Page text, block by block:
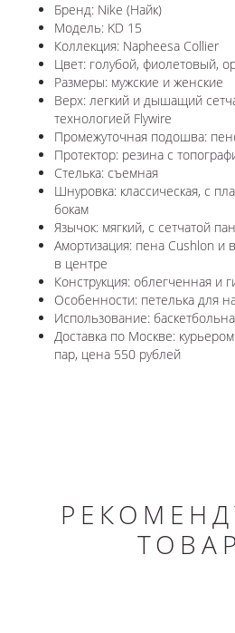
Бренд: Nike (Найк)
Модель: KD 15
Коллекция: Napheesa Collier
Цвет: голубой, фиолетовый,
Размеры: мужские и женские
Верх: легкий и дышащий
технологией Flywire
Промежуточная подошва:
Протектор: резина с
Стелька: съемная
Шнуровка: классическая, с
бокам
Язычок: мягкий, с сетчатой
Амортизация: пена Cushlon и
в центре
Конструкция: облегченная и
Особенности: петелька для
Использование:
Доставка по Москве:
пар, цена 550 рублей